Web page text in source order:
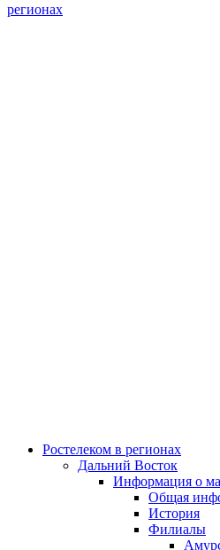
регионах
Ростелеком в регионах
Дальний Восток
Информация о
Общая
История
Филиалы